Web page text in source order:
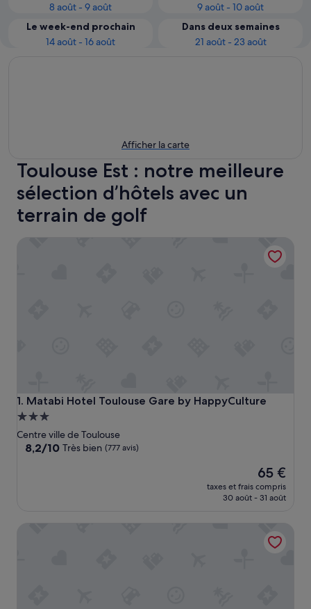
8 août - 9 août
9 août - 10 août
Le week-end prochain
14 août - 16 août
Dans deux semaines
21 août - 23 août
Afficher la carte
Toulouse Est : notre meilleure
sélection d’hôtels avec un
terrain de golf
1. Matabi Hotel Toulouse Gare by HappyCulture
Matabi Hotel Toulouse Gare by HappyCulture
Hébergement
3.0 étoiles
Centre ville de Toulouse
8.2
8,2/10 Très bien (777 avis)
Le
nouveau
prix
65 €
65 €
taxes et frais compris
30 août - 31 août